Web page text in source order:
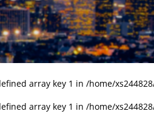
array key 1 in /home/
array key 1 in /home/